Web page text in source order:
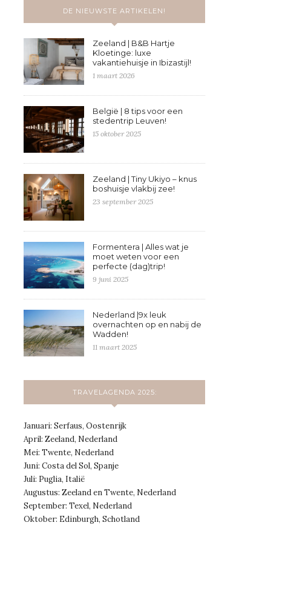
DE NIEUWSTE ARTIKELEN!
Zeeland | B&B Hartje
Kloetinge: luxe
vakantiehuisje in Ibizastijl!
1 maart 2026
België | 8 tips voor een
stedentrip Leuven!
15 oktober 2025
Zeeland | Tiny Ukiyo – knus
boshuisje vlakbij zee!
23 september 2025
Formentera | Alles wat je
moet weten voor een
perfecte (dag)trip!
9 juni 2025
Nederland |9x leuk
overnachten op en nabij de
Wadden!
11 maart 2025
TRAVELAGENDA 2025:
Januari: Serfaus, Oostenrijk
April: Zeeland, Nederland
Mei: Twente, Nederland
Juni: Costa del Sol, Spanje
Juli: Puglia, Italië
Augustus: Zeeland en Twente, Nederland
September: Texel, Nederland
Oktober: Edinburgh, Schotland